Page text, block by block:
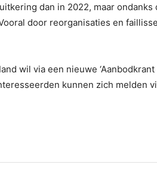
dan in 2022, maar
door reorganisaties en
wil via een nieuwe ‘Aanbodkrant
kunnen zich melden